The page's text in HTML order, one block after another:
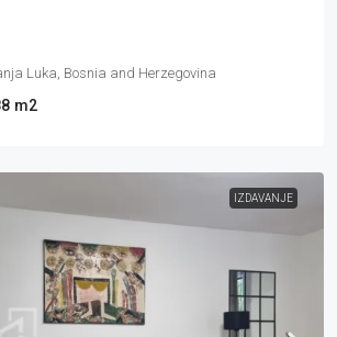
Luka, Bosnia and Herzegovina
m2
IZDAVANJE